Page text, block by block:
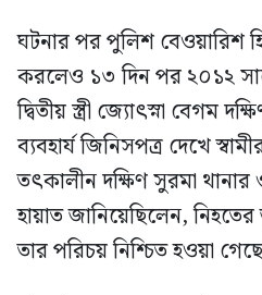
ঘটনার পর পুলিশ বেওয়ারিশ
করলেও ১৩ দিন পর ২০১২
দ্বিতীয় স্ত্রী জ্যোৎস্না বেগম
ব্যবহার্য জিনিসপত্র দেখে
তৎকালীন দক্ষিণ সুরমা
হায়াত জানিয়েছিলেন,
তার পরিচয় নিশ্চিত হওয়া